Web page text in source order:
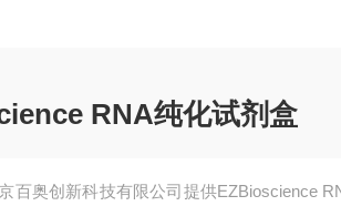
RNA纯化试剂盒
百奥创新科技有限公司提供EZBioscience